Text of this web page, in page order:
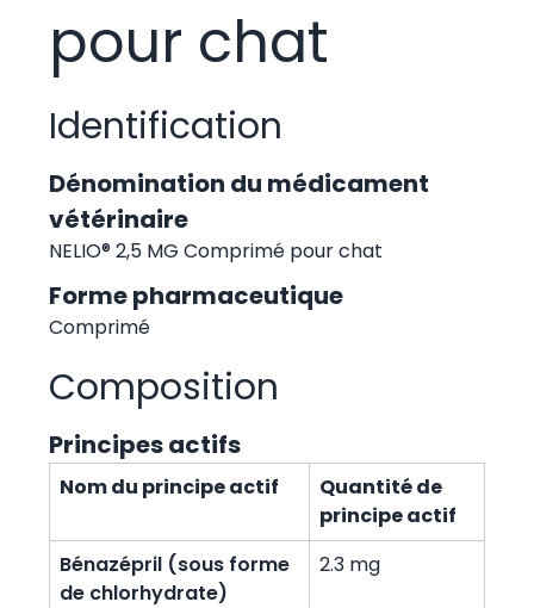
pour chat
Identification
Dénomination du médicament
vétérinaire
NELIO® 2,5 MG Comprimé pour chat
Forme pharmaceutique
Comprimé
Composition
Principes actifs
Nom du principe actif
Quantité de
principe actif
Bénazépril (sous forme
de chlorhydrate)
2.3 mg